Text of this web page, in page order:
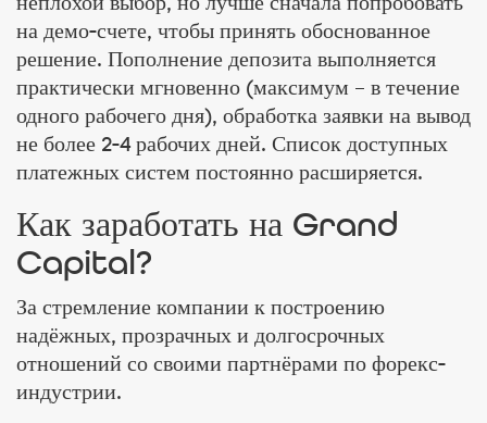
на демо-счете, чтобы принять обоснованное
решение. Пополнение депозита выполняется
практически мгновенно (максимум – в течение
одного рабочего дня), обработка заявки на вывод
не более 2-4 рабочих дней. Список доступных
платежных систем постоянно расширяется.
Как заработать на Grand
Capital?
За стремление компании к построению
надёжных, прозрачных и долгосрочных
отношений со своими партнёрами по форекс-
индустрии.